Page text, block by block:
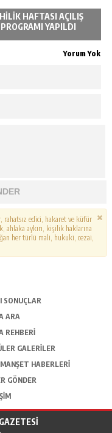
HAFTASI AÇILIŞ
PROGRAMI YAPILDI
Yorum Yok
rahatsız edici, hakaret ve küfür
ahlaka aykırı, kişilik haklarına
her türlü mali, hukuki, cezai,
SONUÇLAR
ARA
REHBERİ
GALERİLER
HABERLERİ
GÖNDER